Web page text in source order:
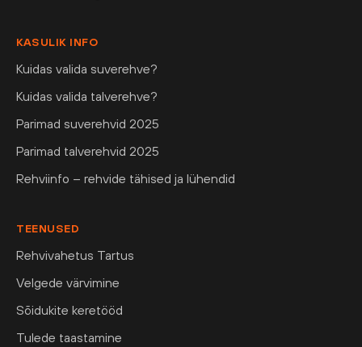
KASULIK INFO
Kuidas valida suverehve?
Kuidas valida talverehve?
Parimad suverehvid 2025
Parimad talverehvid 2025
Rehviinfo – rehvide tähised ja lühendid
TEENUSED
Rehvivahetus Tartus
Velgede värvimine
Sõidukite keretööd
Tulede taastamine